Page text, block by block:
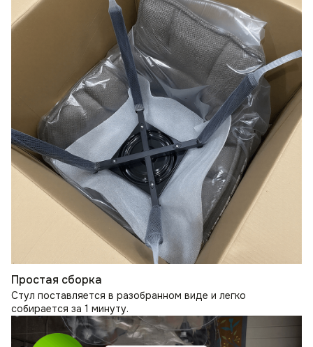
Простая сборка
Стул поставляется в разобранном виде и легко
собирается за 1 минуту.